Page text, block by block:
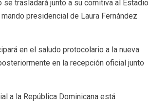
trasladará junto a su comitiva al Estadio
presidencial de Laura Fernández
en el saludo protocolario a la nueva
en la recepción oficial junto
a la República Dominicana está